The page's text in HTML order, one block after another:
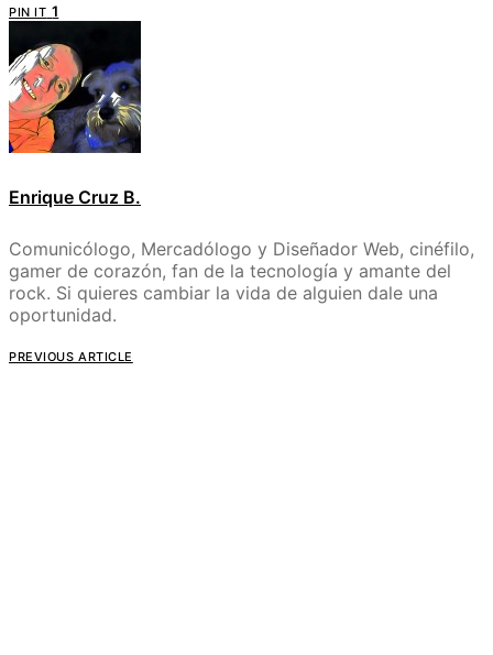
PIN IT 1
Enrique Cruz B.
Comunicólogo, Mercadólogo y Diseñador Web, cinéfilo,
gamer de corazón, fan de la tecnología y amante del
rock. Si quieres cambiar la vida de alguien dale una
oportunidad.
PREVIOUS ARTICLE